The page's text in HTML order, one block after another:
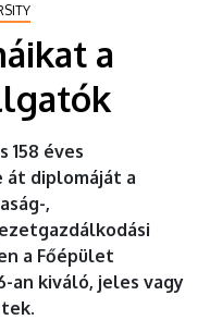
a
éves
át diplomáját a
,
a Főépület
an kiváló, jeles vagy